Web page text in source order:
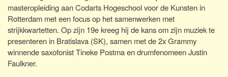
masteropleiding aan Codarts Hogeschool voor de Kunsten in
Rotterdam met een focus op het samenwerken met
strijkkwartetten. Op zijn 19e kreeg hij de kans om zijn muziek te
presenteren in Bratislava (SK), samen met de 2x Grammy
winnende saxofonist Tineke Postma en drumfenomeen Justin
Faulkner.